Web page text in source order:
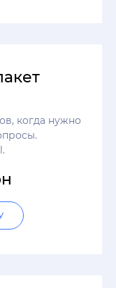
когда нужно